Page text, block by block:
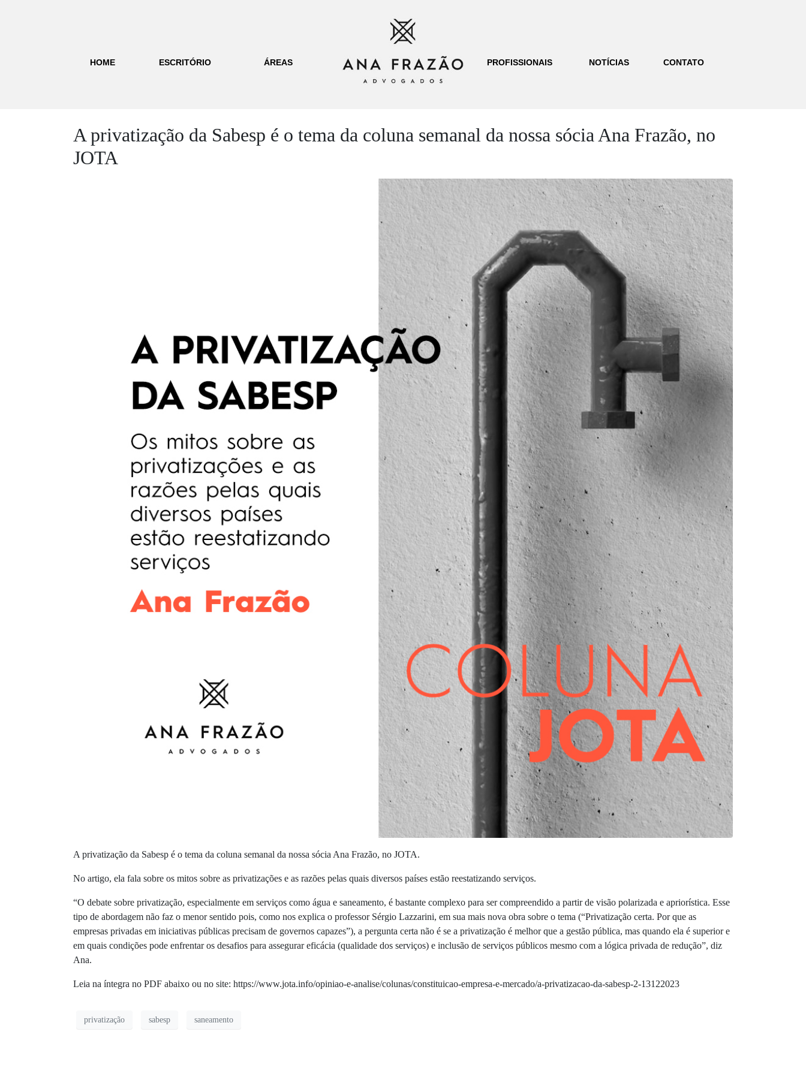
HOME ESCRITÓRIO ÁREAS PROFISSIONAIS NOTÍCIAS CONTATO
A privatização da Sabesp é o tema da coluna semanal da nossa sócia Ana Frazão, no
JOTA
A privatização da Sabesp é o tema da coluna semanal da nossa sócia Ana Frazão, no JOTA.
No artigo, ela fala sobre os mitos sobre as privatizações e as razões pelas quais diversos países estão reestatizando serviços.
“O debate sobre privatização, especialmente em serviços como água e saneamento, é bastante complexo para ser compreendido a partir de visão polarizada e apriorística. Esse
tipo de abordagem não faz o menor sentido pois, como nos explica o professor Sérgio Lazzarini, em sua mais nova obra sobre o tema (“Privatização certa. Por que as
empresas privadas em iniciativas públicas precisam de governos capazes”), a pergunta certa não é se a privatização é melhor que a gestão pública, mas quando ela é superior e
em quais condições pode enfrentar os desafios para assegurar eficácia (qualidade dos serviços) e inclusão de serviços públicos mesmo com a lógica privada de redução”, diz
Ana.
Leia na íntegra no PDF abaixo ou no site: https://www.jota.info/opiniao-e-analise/colunas/constituicao-empresa-e-mercado/a-privatizacao-da-sabesp-2-13122023
privatização sabesp saneamento